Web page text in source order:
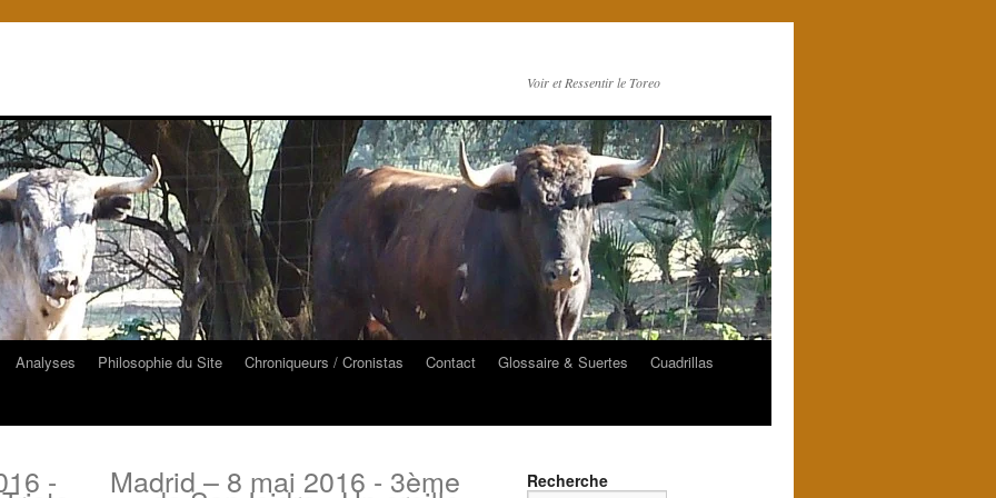
Voir et Ressentir le Toreo
Analyses Philosophie du Site Chroniqueurs / Cronistas Contact Glossaire & Suertes
Cuadrillas
- Madrid – 8 mai 2016 - 3ème Recherche